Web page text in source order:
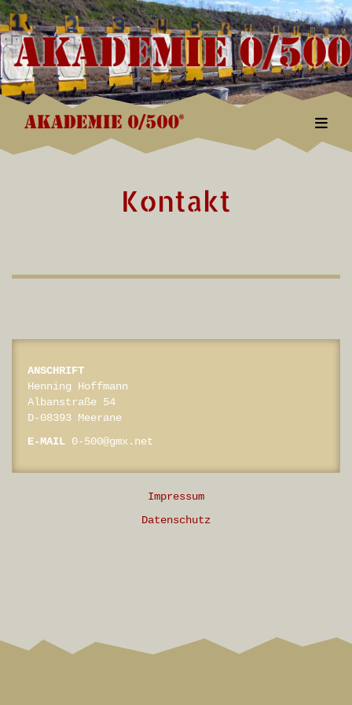
Kontakt
ANSCHRIFT
Henning Hoffmann
Albanstraße 54
D-08393 Meerane
E-MAIL 0-500@gmx.net
Impressum
Datenschutz